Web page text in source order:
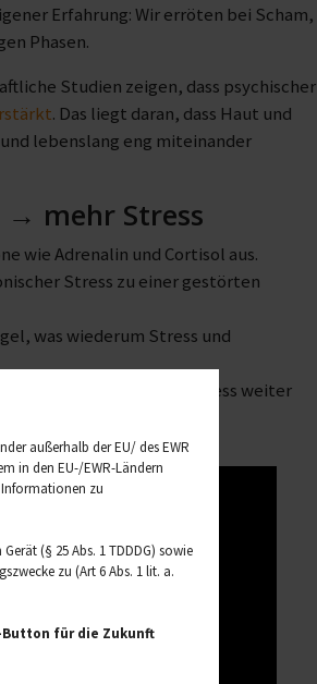
Erfahrung: Wir erröten bei Scham,
Phasen.
Studien zeigen, dass psychischer
. Das liegt daran, dass Haut und
lebenslang eng miteinander
→ mehr Stress
wie Adrenalin und Cortisol aus.
Stress zu einer gestörten
was wiederum Stress und
auslösen, was den Stress weiter
außerhalb der EU/ des EWR
in den EU-/EWR-Ländern
Informationen zu
(§ 25 Abs. 1 TDDDG) sowie
zu (Art 6 Abs. 1 lit. a.
für die Zukunft